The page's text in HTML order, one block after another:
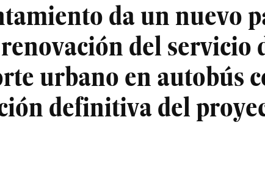
da un nuevo
del servicio
urbano en autobús
definitiva del